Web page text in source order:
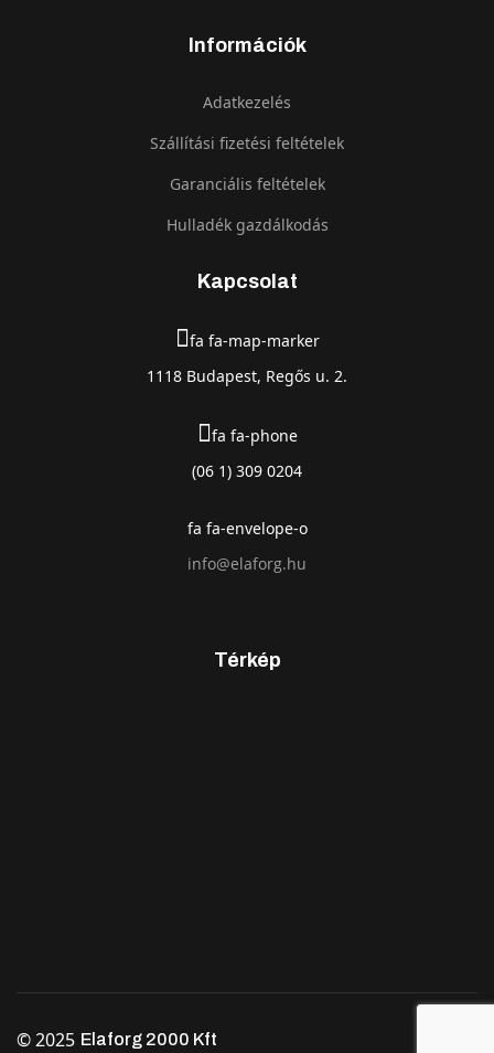
Információk
Adatkezelés
Szállítási fizetési feltételek
Garanciális feltételek
Hulladék gazdálkodás
Kapcsolat
fa fa-map-marker
1118 Budapest, Regős u. 2.
fa fa-phone
(06 1) 309 0204
fa fa-envelope-o
info@elaforg.hu
Térkép
© 2025 Elaforg 2000 Kft